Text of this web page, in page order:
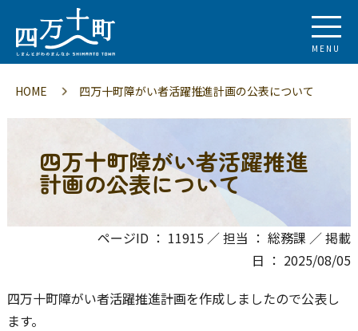
MENU
HOME 四万十町障がい者活躍推進計画の公表について
四万十町障がい者活躍推進
計画の公表について
ページID ： 11915 ／ 担当 ： 総務課 ／ 掲載
日 ： 2025/08/05
四万十町障がい者活躍推進計画を作成しましたので公表し
ます。